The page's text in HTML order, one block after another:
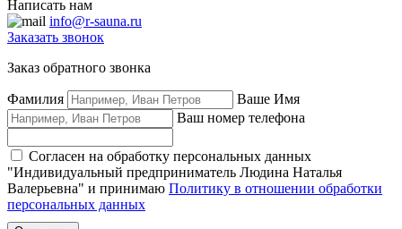
Написать нам
info@r-sauna.ru
Заказать звонок
Заказ обратного звонка
Фамилия
Ваше Имя
Ваш номер телефона
Согласен на обработку персональных данных
"Индивидуальный предприниматель Людина Наталья
Валерьевна" и принимаю Политику в отношении обработки
персональных данных